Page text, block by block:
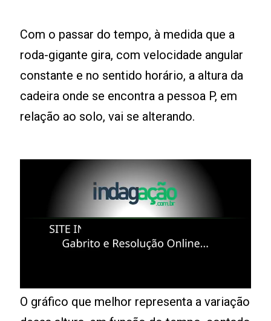
Com o passar do tempo, à medida que a
roda-gigante gira, com velocidade angular
constante e no sentido horário, a altura da
cadeira onde se encontra a pessoa P, em
relação ao solo, vai se alterando.
O gráfico que melhor representa a variação